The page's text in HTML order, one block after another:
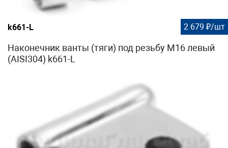
k661-L 2 679 ₽/шт
Наконечник ванты (тяги) под резьбу М16 левый
(AISI304) k661-L